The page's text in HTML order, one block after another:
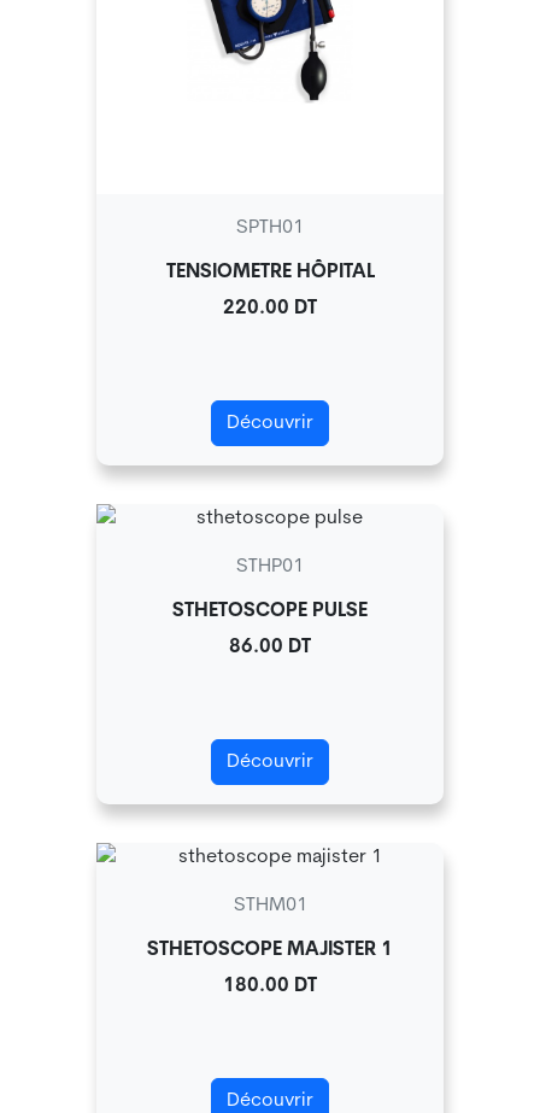
SPTH01
TENSIOMETRE HÔPITAL
220.00 DT
Découvrir
STHP01
STHETOSCOPE PULSE
86.00 DT
Découvrir
STHM01
STHETOSCOPE MAJISTER 1
180.00 DT
Découvrir